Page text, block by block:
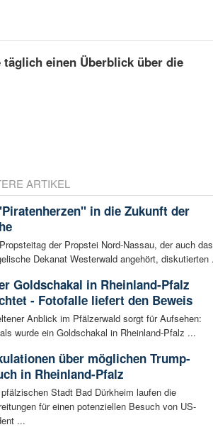
einen Überblick über die
ARTIKEL
in die Zukunft der
der Propstei Nord-Nassau, der auch das
Dekanat Westerwald angehört, diskutierten
Goldschakal in Rheinland-Pfalz
- Fotofalle liefert den Beweis
Anblick im Pfälzerwald sorgt für Aufsehen:
wurde ein Goldschakal in Rheinland-Pfalz ...
über möglichen Trump-
in Rheinland-Pfalz
Stadt Bad Dürkheim laufen die
für einen potenziellen Besuch von US-
...